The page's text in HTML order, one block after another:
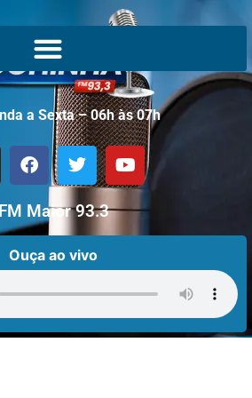
a Sexta – 06h às 07h
FM Maior 93.3
Ouça ao vivo